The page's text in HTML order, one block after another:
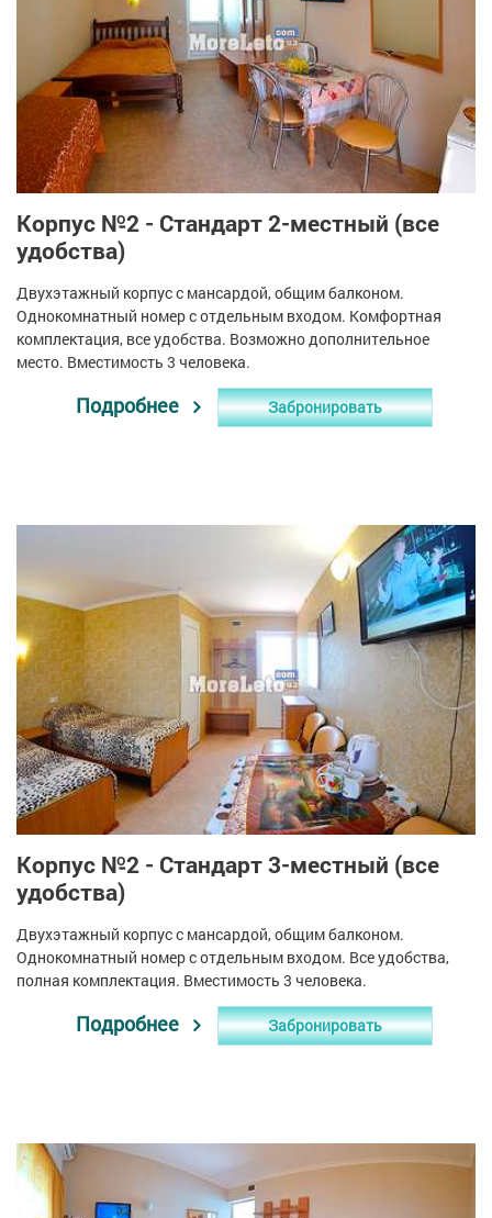
Корпус №2 - Стандарт 2-местный (все
удобства)
Двухэтажный корпус с мансардой, общим балконом.
Однокомнатный номер с отдельным входом. Комфортная
комплектация, все удобства. Возможно дополнительное
место. Вместимость 3 человека.
Подробнее Забронировать
Корпус №2 - Стандарт 3-местный (все
удобства)
Двухэтажный корпус с мансардой, общим балконом.
Однокомнатный номер с отдельным входом. Все удобства,
полная комплектация. Вместимость 3 человека.
Подробнее Забронировать